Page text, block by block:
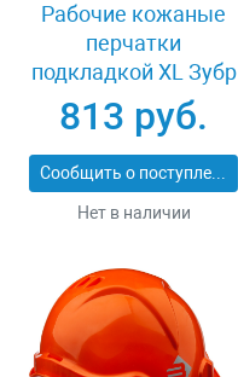
Рабочие кожаные
перчатки
подкладкой XL Зубр
МАСТЕР 1135-XL
813 руб.
Сообщить о поступлении
Нет в наличии